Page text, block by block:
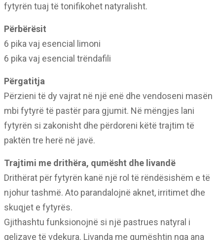
fytyrën tuaj të tonifikohet natyralisht.
Përbërësit
6 pika vaj esencial limoni
6 pika vaj esencial trëndafili
Përgatitja
Përzieni të dy vajrat në një enë dhe vendoseni masën
mbi fytyrë të pastër para gjumit. Në mëngjes lani
fytyrën si zakonisht dhe përdoreni këtë trajtim të
paktën tre herë në javë.
Trajtimi me drithëra, qumësht dhe livandë
Drithërat për fytyrën kanë një rol të rëndësishëm e të
njohur tashmë. Ato parandalojnë aknet, irritimet dhe
skuqjet e fytyrës.
Gjithashtu funksionojnë si një pastrues natyral i
qelizave të vdekura. Livanda me qumështin nga ana